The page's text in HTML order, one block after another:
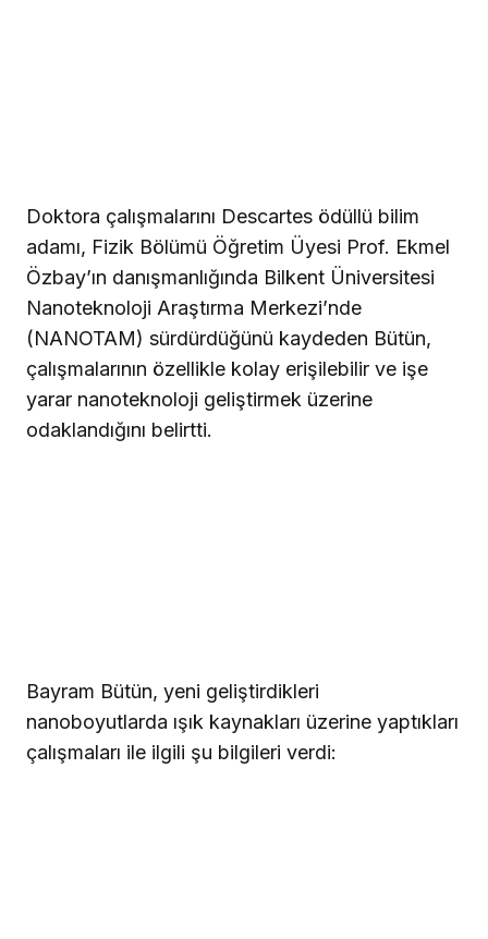
Doktora çalışmalarını Descartes ödüllü bilim
adamı, Fizik Bölümü Öğretim Üyesi Prof. Ekmel
Özbay’ın danışmanlığında Bilkent Üniversitesi
Nanoteknoloji Araştırma Merkezi’nde
(NANOTAM) sürdürdüğünü kaydeden Bütün,
çalışmalarının özellikle kolay erişilebilir ve işe
yarar nanoteknoloji geliştirmek üzerine
odaklandığını belirtti.
Bayram Bütün, yeni geliştirdikleri
nanoboyutlarda ışık kaynakları üzerine yaptıkları
çalışmaları ile ilgili şu bilgileri verdi: